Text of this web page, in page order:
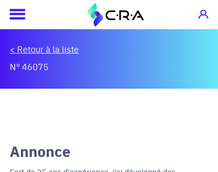
< Retour à la liste
N° 46075
Annonce